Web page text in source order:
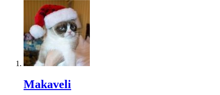
Makaveli